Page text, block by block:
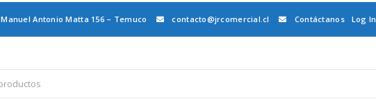
Manuel Antonio Matta 156 – Temuco contacto@jrcomercial.cl Contáctanos Log In